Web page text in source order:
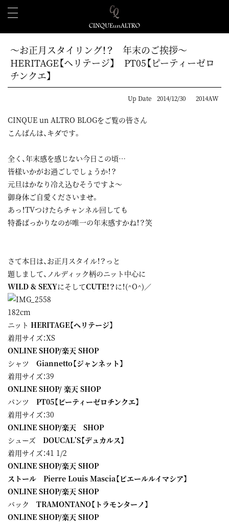
～お正月スタイリング！？ 年末のご挨拶～
HERITAGE【ヘリテージ】 PT05【ピーティーゼロ
チンクエ】
Up Date 2014/12/30 2014AW
CINQUE un ALTRO BLOGをご覧の皆さん
こんばんは、キダです。
全く、年末感を感じない今日この頃…
皆様いかがお過ごしでしょうか！？
元旦はかなり冷え込むそうですよ～
御身体ご自愛くださいませ。
あっ！TVつけたらチャンネル回しても
特番ばっかりなのが唯一の年末感すかね！？笑
さて本日は、お正月スタイル！？っと
題しまして、ノルディック柄のニット中心に
WILD & SEXYにそしてCUTE！？ に！(^O^)／
182cm
ニット HERITAGE【ヘリテージ】
着用サイズ：XS
ONLINE SHOP/楽天 SHOP
シャツ Giannetto【ジャンネット】
着用サイズ：39
ONLINE SHOP/ 楽天 SHOP
パンツ PT05【ピーティーゼロチンクエ】
着用サイズ：30
ONLINE SHOP/楽天 SHOP
シューズ DOUCAL’S【デュカルス】
着用サイズ：41 1/2
ONLINE SHOP/楽天 SHOP
ストール Pierre Louis Mascia【ピエールルイマシア】
ONLINE SHOP/楽天 SHOP
バック TRAMONTANO【トラモンターノ】
ONLINE SHOP/楽天 SHOP